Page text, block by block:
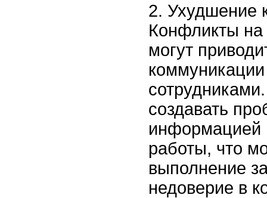
2. Ухудшение
Конфликты
могут
создавать
информацией
работы, что
выполнение
недоверие в